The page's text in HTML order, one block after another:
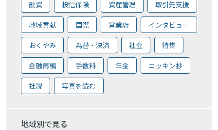
融資 投信保険 資産管理 取引先支援
地域貢献 国際 営業店 インタビュー
おくやみ 為替・決済 社会 特集
金融再編 手数料 年金 ニッキン抄
社説 写真を読む
地域別で見る